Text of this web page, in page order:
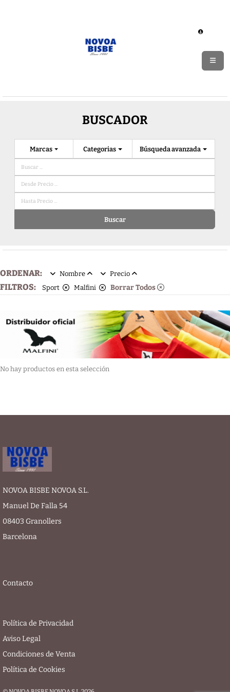
BUSCADOR
Categorias
Marcas Búsqueda avanzada
Buscar
ORDENAR: Nombre Precio
FILTROS: Sport Malfini Borrar Todos
No hay productos en esta selección
NOVOA BISBE NOVOA S.L.
Manuel De Falla 54
08403 Granollers
Barcelona
Contacto
Política de Privacidad
Aviso Legal
Condiciones de Venta
Política de Cookies